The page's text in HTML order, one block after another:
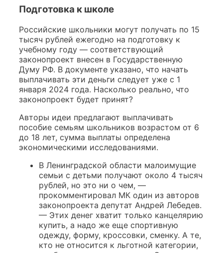
Подготовка к школе
Российские школьники могут получать по 15
тысяч рублей ежегодно на подготовку к
учебному году — соответствующий
законопроект внесен в Государственную
Думу РФ. В документе указано, что начать
выплачивать эти деньги следует уже с 1
января 2024 года. Насколько реально, что
законопроект будет принят?
Авторы идеи предлагают выплачивать
пособие семьям школьников возрастом от 6
до 18 лет, сумма выплаты определена
экономическими исследованиями.
В Ленинградской области малоимущие
семьи с детьми получают около 4 тысяч
рублей, но это ни о чем, —
прокомментировал МК один из авторов
законопроекта депутат Андрей Лебедев.
— Этих денег хватит только канцелярию
купить, а надо же еще спортивную
одежду, форму, кроссовки, сменку. А те,
кто не относится к льготной категории,